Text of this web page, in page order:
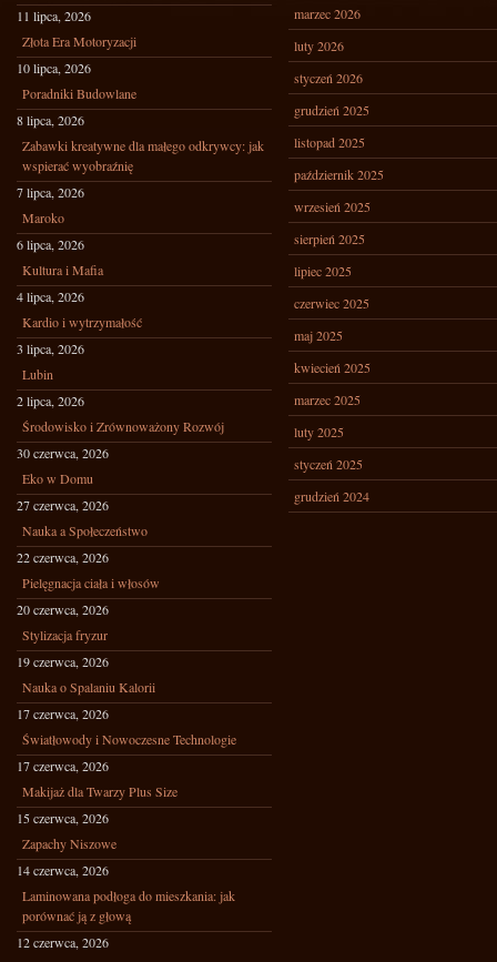
11 lipca, 2026
Złota Era Motoryzacji
10 lipca, 2026
Poradniki Budowlane
8 lipca, 2026
Zabawki kreatywne dla małego odkrywcy: jak
wspierać wyobraźnię
7 lipca, 2026
Maroko
6 lipca, 2026
Kultura i Mafia
4 lipca, 2026
Kardio i wytrzymałość
3 lipca, 2026
Lubin
2 lipca, 2026
Środowisko i Zrównoważony Rozwój
30 czerwca, 2026
Eko w Domu
27 czerwca, 2026
Nauka a Społeczeństwo
22 czerwca, 2026
Pielęgnacja ciała i włosów
20 czerwca, 2026
Stylizacja fryzur
19 czerwca, 2026
Nauka o Spalaniu Kalorii
17 czerwca, 2026
Światłowody i Nowoczesne Technologie
17 czerwca, 2026
Makijaż dla Twarzy Plus Size
15 czerwca, 2026
Zapachy Niszowe
14 czerwca, 2026
Laminowana podłoga do mieszkania: jak
porównać ją z głową
12 czerwca, 2026
marzec 2026
luty 2026
styczeń 2026
grudzień 2025
listopad 2025
październik 2025
wrzesień 2025
sierpień 2025
lipiec 2025
czerwiec 2025
maj 2025
kwiecień 2025
marzec 2025
luty 2025
styczeń 2025
grudzień 2024